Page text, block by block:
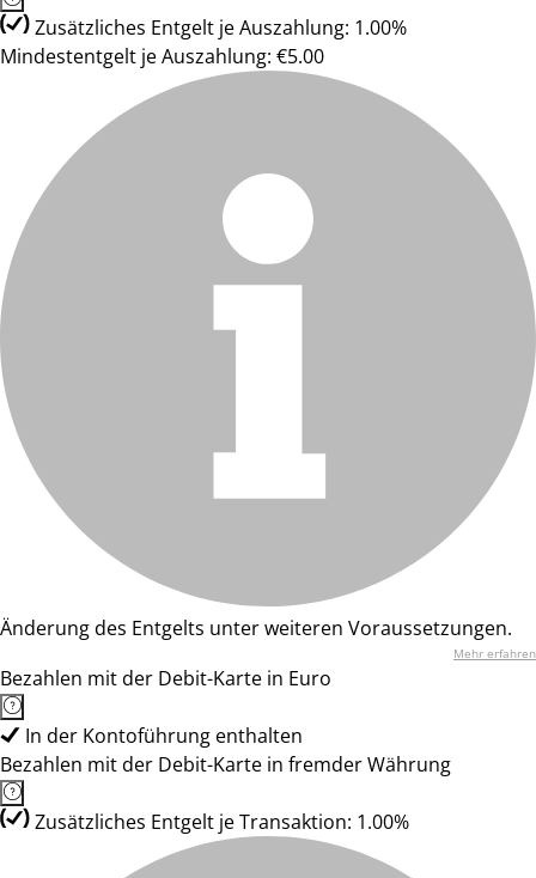
Zusätzliches Entgelt je Auszahlung: 1.00%
Mindestentgelt je Auszahlung: €5.00
Änderung des Entgelts unter weiteren Voraussetzungen.
Mehr erfahren
Bezahlen mit der Debit-Karte in Euro
In der Kontoführung enthalten
Bezahlen mit der Debit-Karte in fremder Währung
Zusätzliches Entgelt je Transaktion: 1.00%